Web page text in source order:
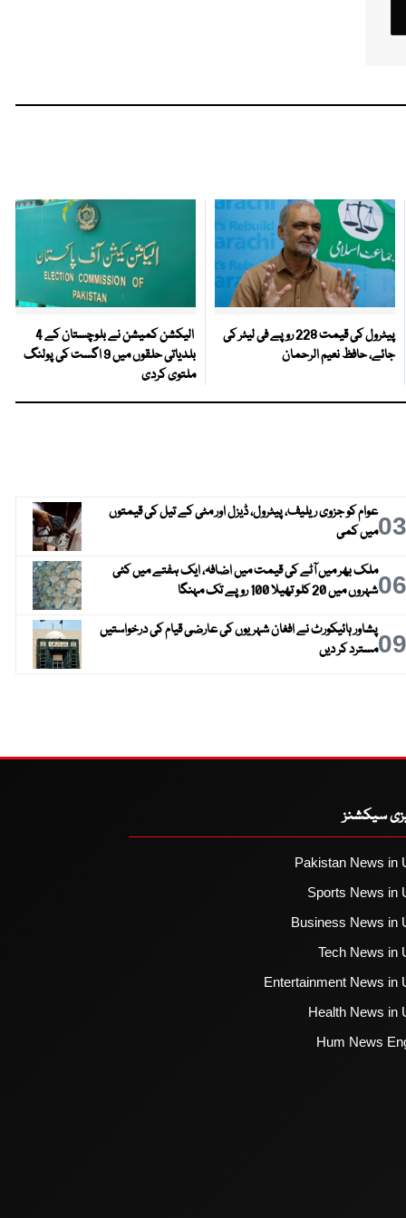
پیٹرول کی قیمت 228 روپے فی لیٹر کی
جائے، حافظ نعیم الرحمان
الیکشن کمیشن نے بلوچستان کے 4
بلدیاتی حلقوں میں 9 اگست کی پولنگ
ملتوی کردی
03عوام کو جزوی ریلیف، پیٹرول، ڈیزل اور مٹی کے تیل کی قیمتوں
میں کمی
06ملک بھر میں آٹے کی قیمت میں اضافہ، ایک ہفتے میں کئی
شہروں میں 20 کلو تھیلا 100 روپے تک مہنگا
09پشاور ہائیکورٹ نے افغان شہریوں کی عارضی قیام کی درخواستیں
مسترد کر دیں
سیکشنز
Pakistan News in
Sports News in
Business News in
Tech News in
Entertainment News in
Health News in
Hum News